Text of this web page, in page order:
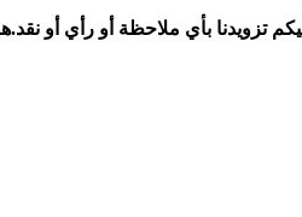
تزويدنا بأي ملاحظة أو رأي أو